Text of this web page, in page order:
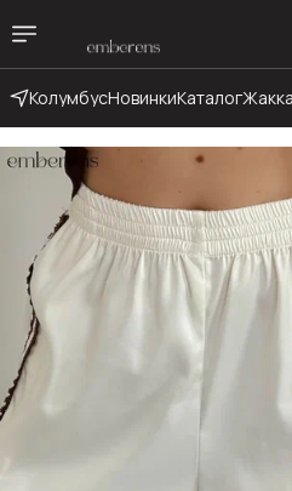
КолумбусНовинкиКаталог